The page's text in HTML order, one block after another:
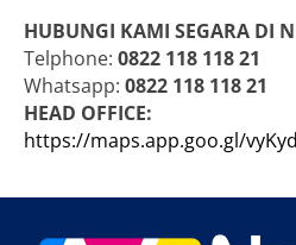
HUBUNGI KAMI SEGARA DI
Telphone: 0822 118 118 21
Whatsapp: 0822 118 118 21
HEAD OFFICE:
https://maps.app.goo.gl/